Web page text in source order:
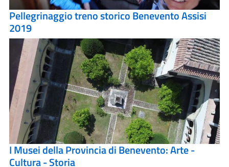
Pellegrinaggio treno storico Benevento Assisi
2019
I Musei della Provincia di Benevento: Arte -
Cultura - Storia